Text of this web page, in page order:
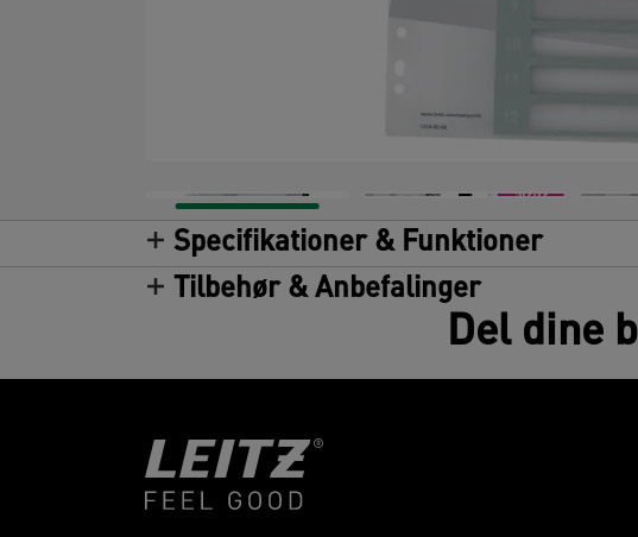
Specifikationer & Funktioner
Tilbehør & Anbefalinger
Del dine